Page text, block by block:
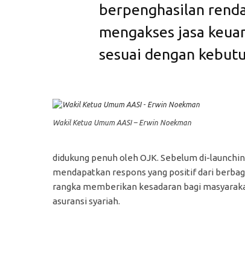
berpenghasilan
mengakses jasa
sesuai dengan
Wakil Ketua Umum AASI – Erwin Noekman
didukung penuh oleh OJK. Sebelum di-
mendapatkan respons yang positif dari
rangka memberikan kesadaran bagi
asuransi syariah.